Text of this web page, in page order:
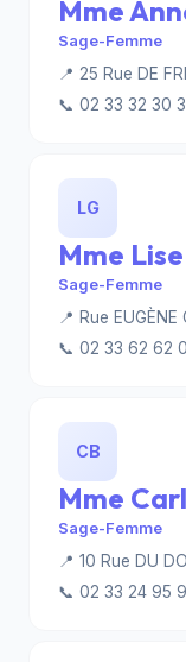
Mme
Sage-Femme
📍 25 Rue DE
📞 02 33 32 30
LG
Mme
Sage-Femme
📍 Rue EUGÈNE
📞 02 33 62 62
CB
Mme
Sage-Femme
📍 10 Rue DU
📞 02 33 24 95